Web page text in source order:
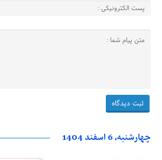
چهارشنبه، 6 اسفند 1404